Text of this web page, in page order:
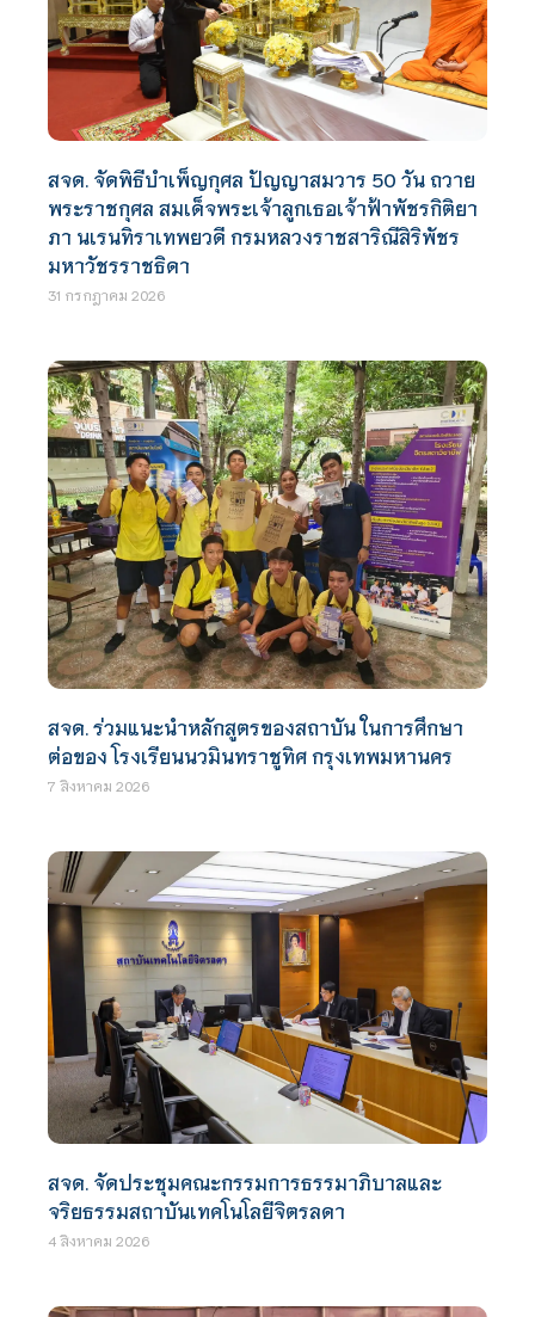
สจด. จัดพิธีบำเพ็ญกุศล ปัญญาสมวาร 50 วัน ถวาย
พระราชกุศล สมเด็จพระเจ้าลูกเธอเจ้าฟ้าพัชรกิติยา
ภา นเรนทิราเทพยวดี กรมหลวงราชสาริณีสิริพัชร
มหาวัชรราชธิดา
31 กรกฎาคม 2026
สจด. ร่วมแนะนำหลักสูตรของสถาบัน ในการศึกษา
ต่อของ โรงเรียนนวมินทราชูทิศ กรุงเทพมหานคร
7 สิงหาคม 2026
สจด. จัดประชุมคณะกรรมการธรรมาภิบาลและ
จริยธรรมสถาบันเทคโนโลยีจิตรลดา
4 สิงหาคม 2026